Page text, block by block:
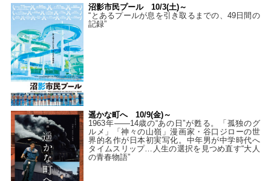
沼影市民プール 10/3(土)～
“とあるプールが息を引き取るまでの、49日間の
記録”
遥かな町へ 10/9(金)～
1963年――14歳の“あの日”が甦る。「孤独のグ
ルメ」「神々の山嶺」漫画家・谷口ジローの世
界的名作が日本初実写化。中年男が中学時代へ
タイムスリップ…人生の選択を見つめ直す“大人
の青春物語”